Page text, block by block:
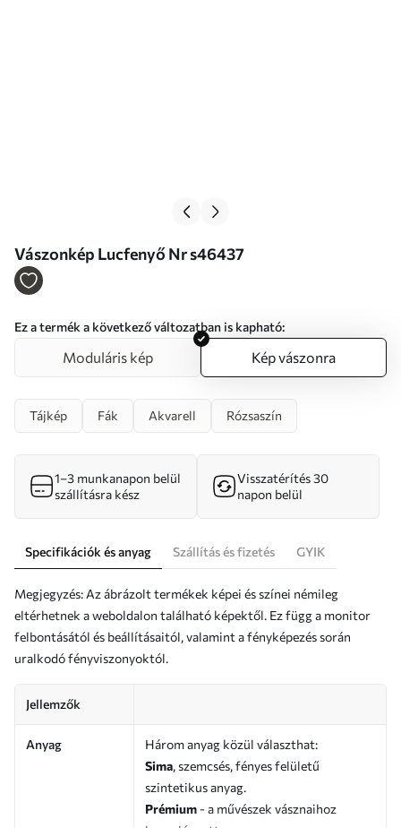
Vászonkép Lucfenyő Nr s46437
Ez a termék a következő változatban is kapható:
Moduláris kép Kép vászonra
Tájkép Fák Akvarell Rózsaszín
1–3 munkanapon belül
szállításra kész
Visszatérítés 30
napon belül
Specifikációk és anyag Szállítás és fizetés GYIK
Megjegyzés: Az ábrázolt termékek képei és színei némileg
eltérhetnek a weboldalon található képektől. Ez függ a monitor
felbontásától és beállításaitól, valamint a fényképezés során
uralkodó fényviszonyoktól.
Jellemzők
Anyag
Három anyag közül választhat:
Sima, szemcsés, fényes felületű
szintetikus anyag.
Prémium - a művészek vásznaihoz